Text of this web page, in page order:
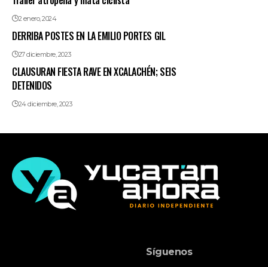
2 enero, 2024
DERRIBA POSTES EN LA EMILIO PORTES GIL
27 diciembre, 2023
CLAUSURAN FIESTA RAVE EN XCALACHÉN; SEIS
DETENIDOS
24 diciembre, 2023
Síguenos